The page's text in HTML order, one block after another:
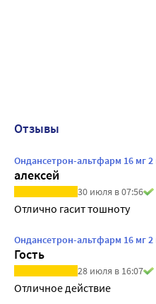
Отзывы
Ондансетрон-альтфарм 16 мг
алексей
30 июля в 07:56
Отлично гасит тошноту
Ондансетрон-альтфарм 16 мг
Гость
28 июля в 16:07
Отличное действие